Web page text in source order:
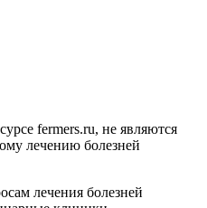
fermers.ru, не являются
лечению болезней
лечения болезней